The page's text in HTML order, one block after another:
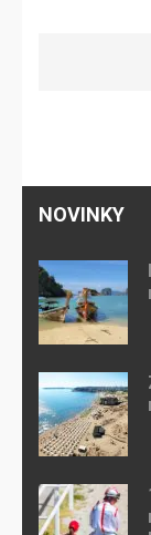
NOVINKY